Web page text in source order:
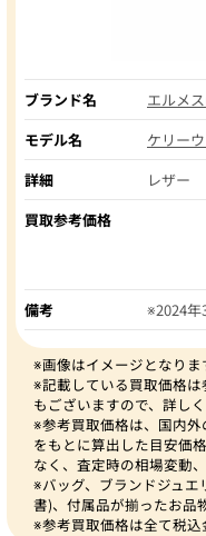
ブランド名
エルメ
モデル名
ケリー
詳細
レザー
買取参考価格
備考 ※2024年
※画像はイメージとなりま
※記載している買取価格
もございますので、詳し
※参考買取価格は、国内
をもとに算出した目安価
なく、査定時の相場変動
※バッグ、ブランドジュ
書)、付属品が揃ったお品
※参考買取価格は全て税込